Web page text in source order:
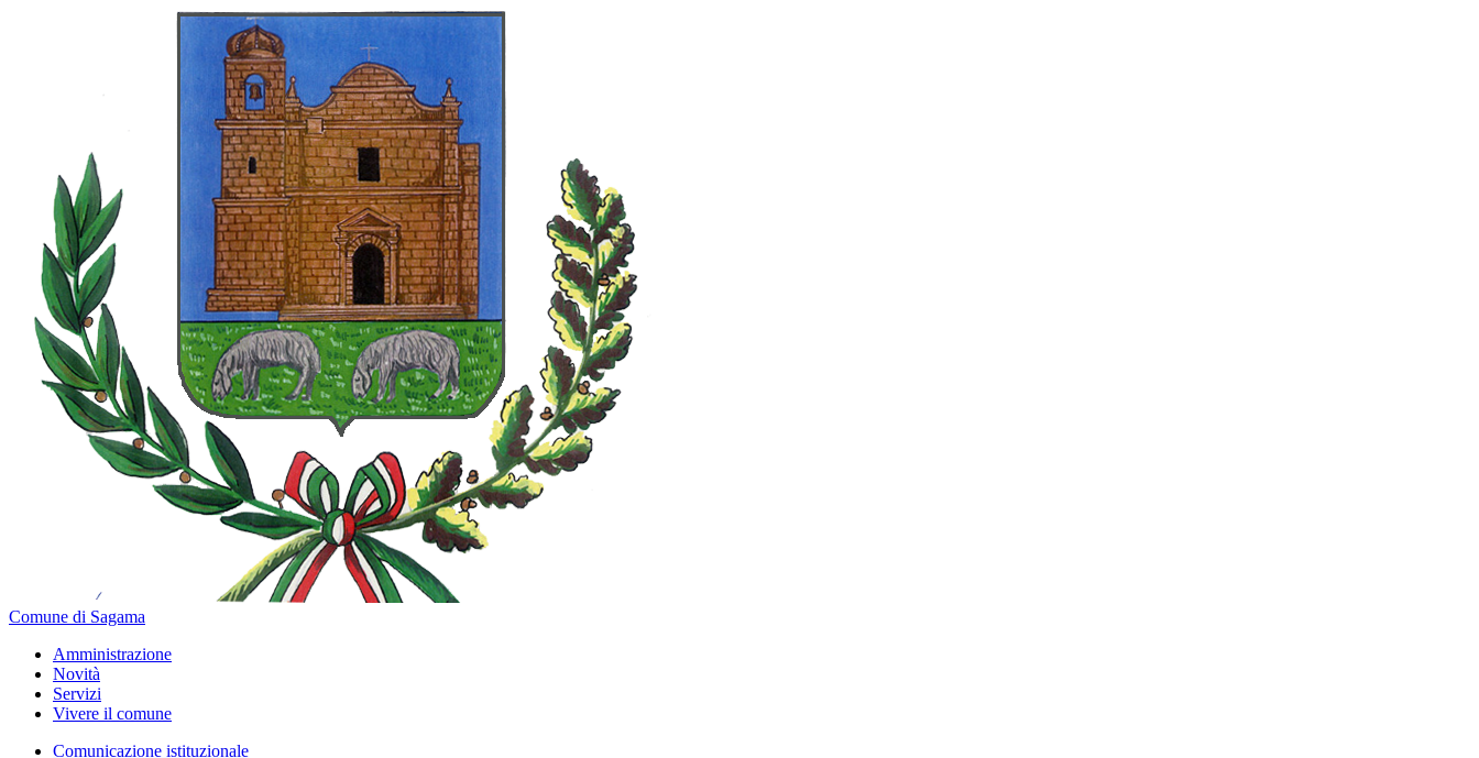
Comune di Sagama
Amministrazione
Novità
Servizi
Vivere il comune
Comunicazione istituzionale